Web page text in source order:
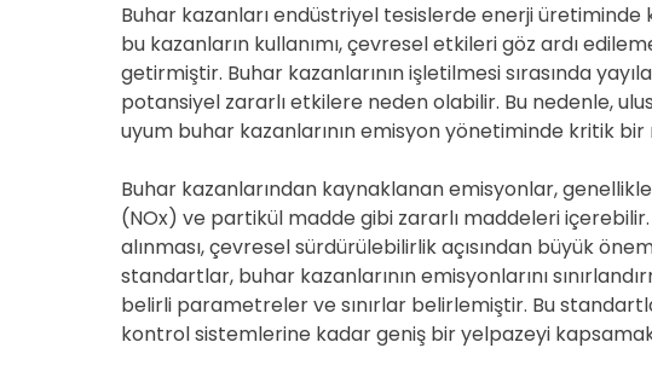
Buhar kazanları endüstriyel tesislerde enerji
bu kazanların kullanımı, çevresel etkileri göz ardı
getirmiştir. Buhar kazanlarının işletilmesi sırasında
potansiyel zararlı etkilere neden olabilir. Bu nedenle,
uyum buhar kazanlarının emisyon yönetiminde kritik
Buhar kazanlarından kaynaklanan emisyonlar,
(NOx) ve partikül madde gibi zararlı maddeleri
alınması, çevresel sürdürülebilirlik açısından büyük
standartlar, buhar kazanlarının emisyonlarını
belirli parametreler ve sınırlar belirlemiştir. Bu
kontrol sistemlerine kadar geniş bir yelpazeyi